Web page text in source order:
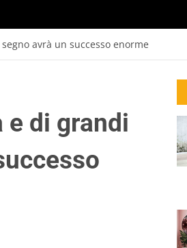
avrà un successo enorme
e di grandi